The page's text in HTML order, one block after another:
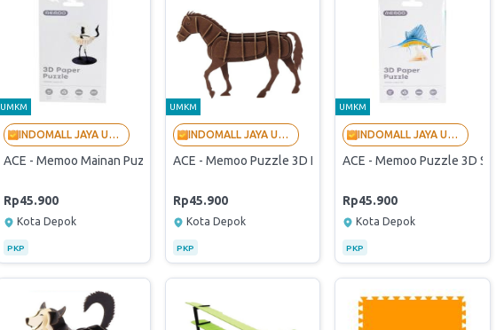
UMKM
INDOMALL JAYA UTAMA - LANGGANAN BUMN
ACE - Memoo Mainan Puzzle 3D Alat Derek (Originally Verified Store By PaDi UMKM)
Rp45.900
Kota Depok
PKP
UMKM
INDOMALL JAYA UTAMA - LANGGANAN BUMN
ACE - Memoo Puzzle 3D Horse (Originally Verified Store
Rp45.900
Kota Depok
PKP
UMKM
INDOMALL JAYA UTAMA - LANGGANAN BUMN
ACE - Memoo Puzzle 3D
Rp45.900
Kota Depok
PKP